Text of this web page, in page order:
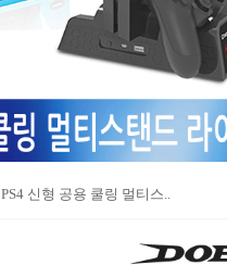
PS4 신형 공용 쿨링 멀티스..